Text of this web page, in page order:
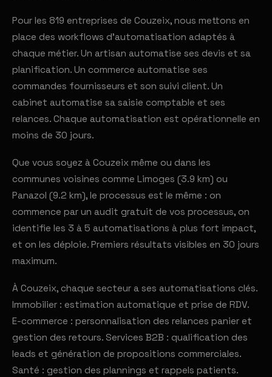
Pour les 819 entreprises de Couzeix, nous mettons en
place des workflows d'automatisation adaptés à
chaque métier. Un artisan automatise ses devis et sa
planification. Un commerce automatise ses
commandes fournisseurs et son suivi client. Un
cabinet automatise sa saisie comptable et ses
relances. Chaque automatisation est opérationnelle en
moins de 30 jours.
Que vous soyez à Couzeix même ou dans les
communes voisines comme Limoges (3.9 km) ou
Panazol (9.2 km), le processus est le même : on
commence par un audit gratuit de vos processus, on
identifie les 3 à 5 automatisations à plus fort impact,
et on les déploie. Premiers résultats visibles en 30 jours
maximum.
À Couzeix, chaque secteur a ses automatisations clés.
Immobilier : estimation automatique et prise de RDV.
E-commerce : personnalisation des relances panier et
gestion des retours. Services B2B : qualification des
leads et génération de propositions commerciales.
Santé : gestion des plannings et rappels patients.